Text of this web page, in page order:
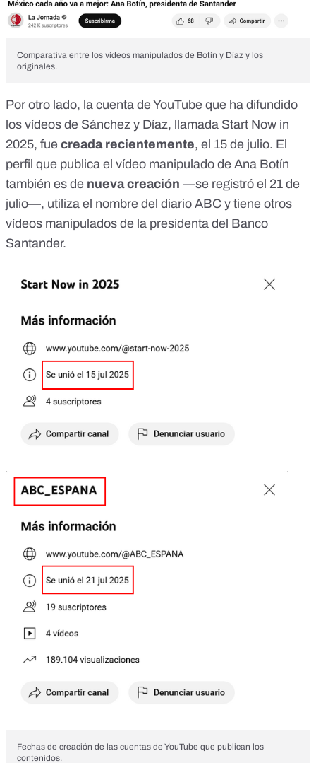
Comparativa entre los vídeos manipulados de Botín y Díaz y los
originales.
Por otro lado, la cuenta de YouTube que ha difundido
los vídeos de Sánchez y Díaz, llamada Start Now in
2025, fue creada recientemente, el 15 de julio. El
perfil que publica el vídeo manipulado de Ana Botín
también es de nueva creación —se registró el 21 de
julio—, utiliza el nombre del diario ABC y tiene otros
vídeos manipulados de la presidenta del Banco
Santander.
Fechas de creación de las cuentas de YouTube que publican los
contenidos.